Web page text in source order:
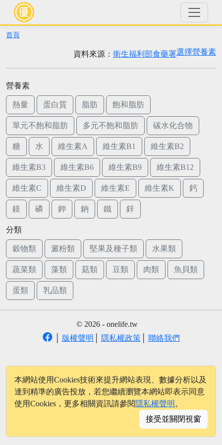
首頁
選擇營養素
資料來源： 衛生福利部食藥署
營養素
熱量 蛋白質 脂肪 飽和脂肪
單元不飽和脂肪 多元不飽和脂肪 碳水化合物
糖 水 維生素A 維生素B1 維生素B2
維生素B3 維生素B6 維生素B9 維生素B12
維生素C 維生素D 維生素E 維生素K 鈣
鎂 磷 鉀 鈉 鐵 鋅
分類
穀物類 澱粉類 堅果及種子類 水果類
蔬菜類 藻類 菇類 豆類 肉類 魚貝類
蛋類 乳品類
© 2026 - onelife.tw
版權聲明 隱私權政策│ 聯絡我們
本網站使用Cookies技術來提升網站表現、數據分析以及
達到精準的廣告投放，若您繼續瀏覽本網站即表示同意
使用Cookies，更多相關資訊請參閱 隱私權聲明 。
接受並關閉視窗